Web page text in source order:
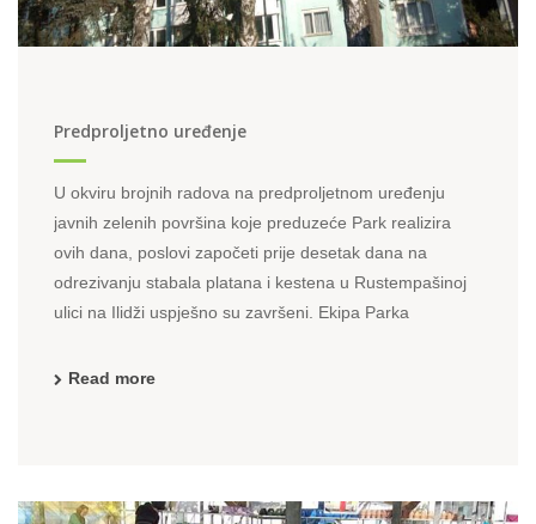
Predproljetno uređenje
U okviru brojnih radova na predproljetnom uređenju
javnih zelenih površina koje preduzeće Park realizira
ovih dana, poslovi započeti prije desetak dana na
odrezivanju stabala platana i kestena u Rustempašinoj
ulici na Ilidži uspješno su završeni. Ekipa Parka
Read more